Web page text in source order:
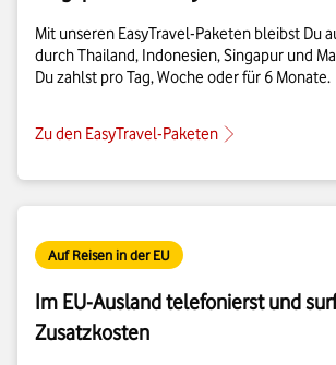
Mit unseren EasyTravel-Paketen bleibst Du
durch Thailand, Indonesien, Singapur und
Du zahlst pro Tag, Woche oder für 6 Monate.
Zu den EasyTravel-Paketen
Auf Reisen in der EU
Im EU-Ausland telefonierst und
Zusatzkosten